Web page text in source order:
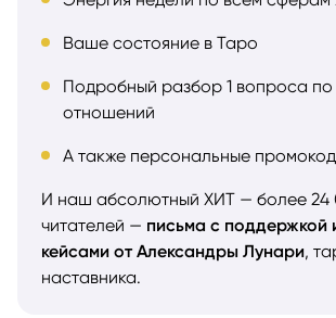
Ваше состояние в Таро
Подробный разбор 1 вопроса по
отношений
А также персональные
И наш абсолютный ХИТ — более 24
читателей — письма с поддержкой
кейсами от Александры Лунари,
наставника.